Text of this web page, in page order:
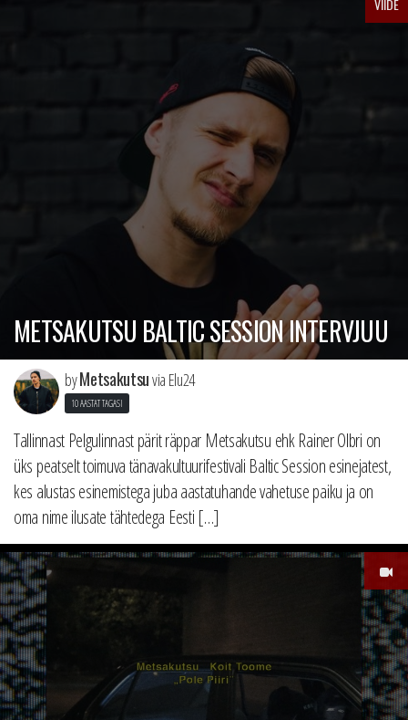
VIIDE
METSAKUTSU BALTIC SESSION INTERVJUU
byMetsakutsuvia Elu24
10 AASTAT TAGASI
Tallinnast Pelgulinnast pärit räppar Metsakutsu ehk Rainer Olbri on
üks peatselt toimuva tänavakultuurifestivali Baltic Session esinejatest,
kes alustas esinemistega juba aastatuhande vahetuse paiku ja on
oma nime ilusate tähtedega Eesti […]